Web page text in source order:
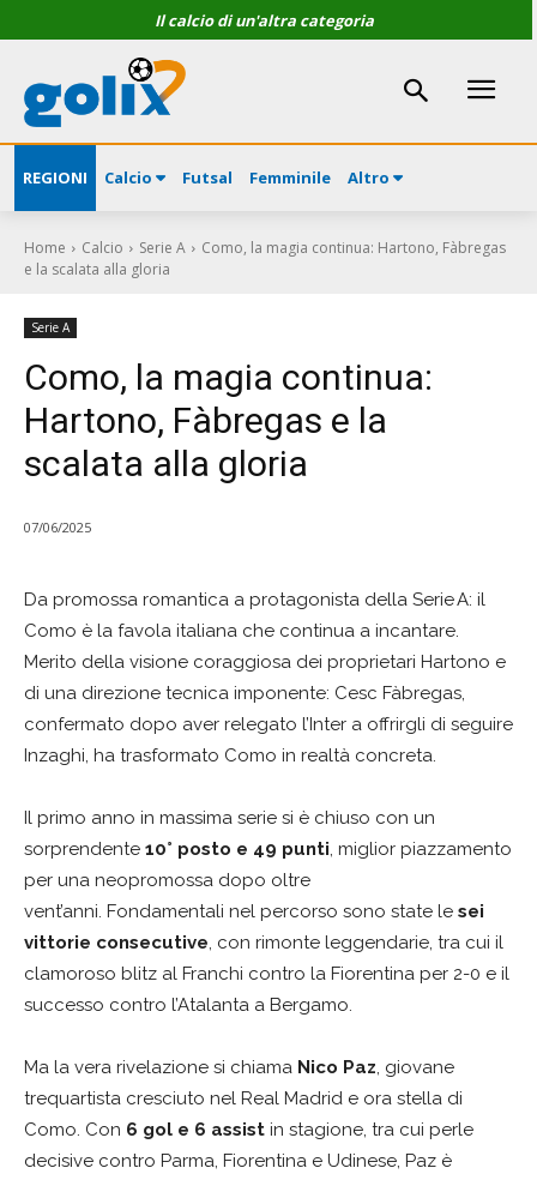
Il calcio di un'altra categoria
REGIONI Calcio Futsal Femminile Altro
Home Calcio Serie A
Como, la magia continua: Hartono, Fàbregas
e la scalata alla gloria
Serie A
Como, la magia continua:
Hartono, Fàbregas e la
scalata alla gloria
07/06/2025
Da promossa romantica a protagonista della Serie A: il
Como è la favola italiana che continua a incantare.
Merito della visione coraggiosa dei proprietari Hartono e
di una direzione tecnica imponente: Cesc Fàbregas,
confermato dopo aver relegato l’Inter a offrirgli di seguire
Inzaghi, ha trasformato Como in realtà concreta.
Il primo anno in massima serie si è chiuso con un
sorprendente 10° posto e 49 punti, miglior piazzamento
per una neopromossa dopo oltre
vent’anni. Fondamentali nel percorso sono state le sei
vittorie consecutive, con rimonte leggendarie, tra cui il
clamoroso blitz al Franchi contro la Fiorentina per 2-0 e il
successo contro l’Atalanta a Bergamo.
Ma la vera rivelazione si chiama Nico Paz, giovane
trequartista cresciuto nel Real Madrid e ora stella di
Como. Con 6 gol e 6 assist in stagione, tra cui perle
decisive contro Parma, Fiorentina e Udinese, Paz è